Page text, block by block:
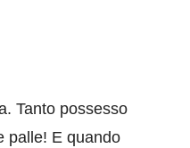
Tanto possesso
palle! E quando